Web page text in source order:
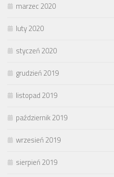
marzec 2020
luty 2020
styczeń 2020
grudzień 2019
listopad 2019
październik 2019
wrzesień 2019
sierpień 2019